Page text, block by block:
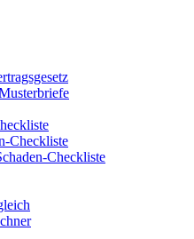
Checkliste
Checkliste